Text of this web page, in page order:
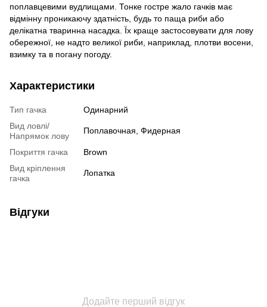
поплавцевими вудлищами. Тонке гостре жало гачків має
відмінну проникаючу здатність, будь то паща риби або
делікатна тваринна насадка. Їх краще застосовувати для лову
обережної, не надто великої риби, наприклад, плотви восени,
взимку та в погану погоду.
Характеристики
Тип гачка
Одинарний
Вид ловлі/
Напрямок лову
Поплавочная, Фидерная
Покриття гачка
Brown
Вид кріплення
гачка
Лопатка
Відгуки
Додайте перший відгук